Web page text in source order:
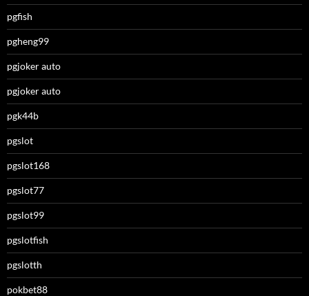
pgfish
pgheng99
pgjoker auto
pgjoker auto
pgk44b
pgslot
pgslot168
pgslot77
pgslot99
pgslotfish
pgslotth
pokbet88